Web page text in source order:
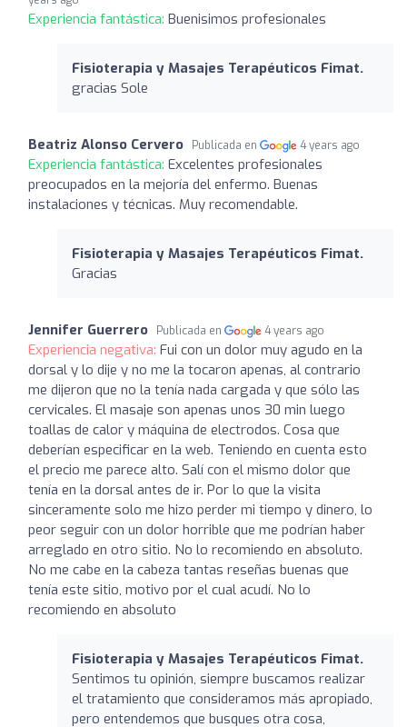
Experiencia fantástica: Buenisimos profesionales
Fisioterapia y Masajes Terapéuticos Fimat.
gracias Sole
Beatriz Alonso Cervero Publicada en 4 years ago
Experiencia fantástica: Excelentes profesionales
preocupados en la mejoría del enfermo. Buenas
instalaciones y técnicas. Muy recomendable.
Fisioterapia y Masajes Terapéuticos Fimat.
Gracias
Jennifer Guerrero Publicada en 4 years ago
Experiencia negativa: Fui con un dolor muy agudo en la
dorsal y lo dije y no me la tocaron apenas, al contrario
me dijeron que no la tenía nada cargada y que sólo las
cervicales. El masaje son apenas unos 30 min luego
toallas de calor y máquina de electrodos. Cosa que
deberían especificar en la web. Teniendo en cuenta esto
el precio me parece alto. Salí con el mismo dolor que
tenía en la dorsal antes de ir. Por lo que la visita
sinceramente solo me hizo perder mi tiempo y dinero, lo
peor seguir con un dolor horrible que me podrían haber
arreglado en otro sitio. No lo recomiendo en absoluto.
No me cabe en la cabeza tantas reseñas buenas que
tenía este sitio, motivo por el cual acudí. No lo
recomiendo en absoluto
Fisioterapia y Masajes Terapéuticos Fimat.
Sentimos tu opinión, siempre buscamos realizar
el tratamiento que consideramos más apropiado,
pero entendemos que busques otra cosa,